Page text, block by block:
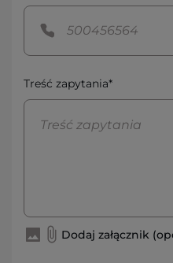
Treść zapytania*
Dodaj załącznik